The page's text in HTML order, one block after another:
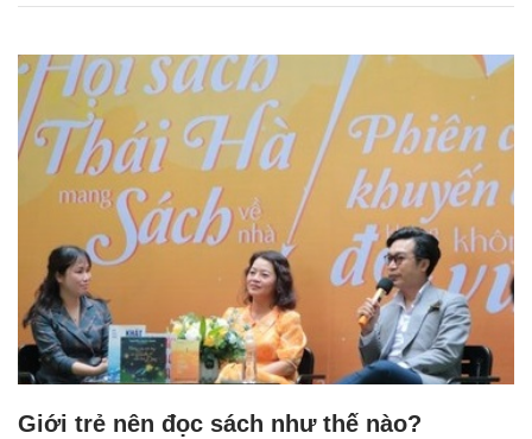
Giới trẻ nên đọc sách như thế nào?